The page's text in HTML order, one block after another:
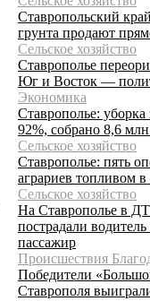
Ставропольский
грунта продают
Сельское хозяйство
Ставрополье
Юг и Восток —
Экономика
Ставрополье: уборка
92%, собрано 8,6
Сельское хозяйство
Ставрополье: пять
аграриев топливом в
Сельское хозяйство
На Ставрополье в
пострадали
пассажир
Происшествия
Победители
Ставрополя